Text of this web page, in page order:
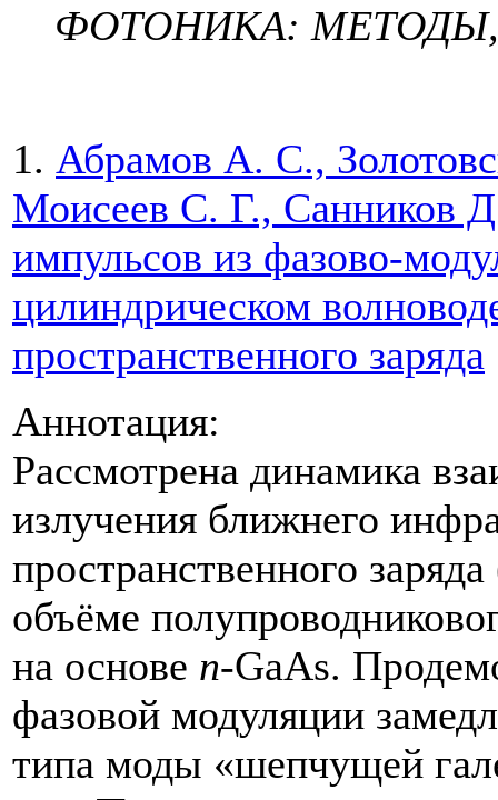
ФОТОНИКА:
1. Абрамов А. С.,
Моисеев С. Г., Санников
импульсов из фазово-
цилиндрическом
пространственного заряда
Аннотация:
Рассмотрена динамика
излучения ближнего
пространственного
объёме
на основе n-GaAs.
фазовой модуляции
типа моды «шепчущей